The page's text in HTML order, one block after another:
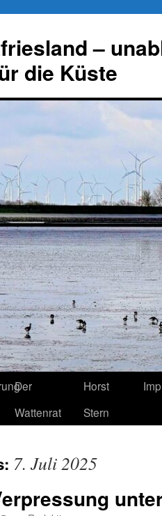
–
die Küste
Der
Wattenrat
Horst
Stern
7. Juli 2025